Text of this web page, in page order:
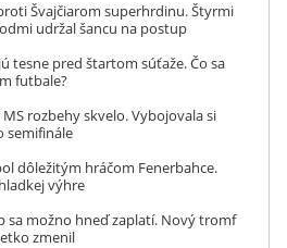
Švajčiarom superhrdinu. Štyrmi
udržal šancu na postup
tesne pred štartom súťaže. Čo sa
futbale?
rozbehy skvelo. Vybojovala si
semifinále
dôležitým hráčom Fenerbahce.
výhre
sa možno hneď zaplatí. Nový tromf
zmenil